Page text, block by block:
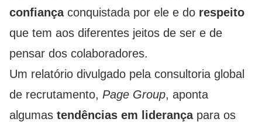
confiançaconquistada por ele e do respeito
que tem aos diferentes jeitos de ser e de
pensar dos colaboradores.
Um relatório divulgado pela consultoria global
de recrutamento, Page Group, aponta
algumas tendências em liderançapara os